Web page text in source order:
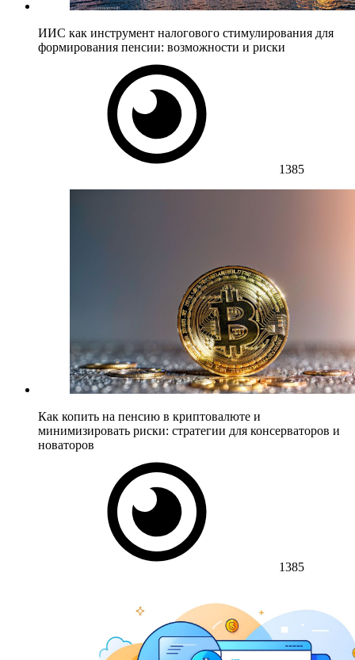
ИИС как инструмент налогового стимулирования для
формирования пенсии: возможности и риски
1385
Как копить на пенсию в криптовалюте и
минимизировать риски: стратегии для консерваторов и
новаторов
1385